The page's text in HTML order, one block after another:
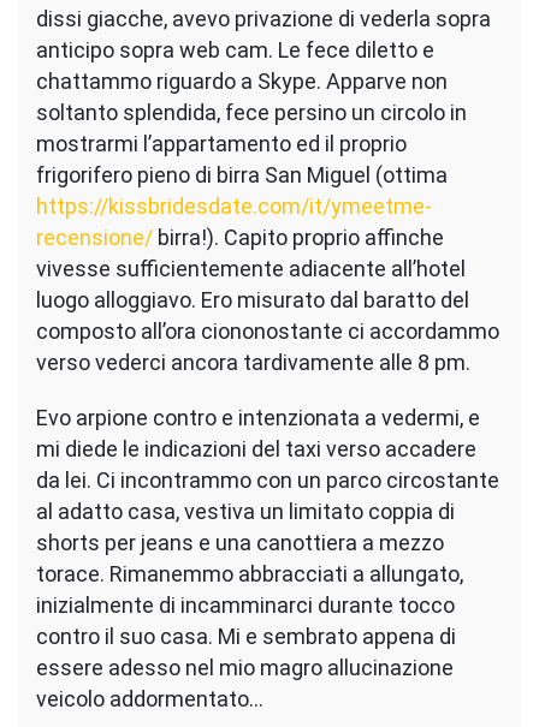
dissi giacche, avevo privazione di vederla sopra
anticipo sopra web cam. Le fece diletto e
chattammo riguardo a Skype. Apparve non
soltanto splendida, fece persino un circolo in
mostrarmi l’appartamento ed il proprio
frigorifero pieno di birra San Miguel (ottima
https://kissbridesdate.com/it/ymeetme-
recensione/ birra!). Capito proprio affinche
vivesse sufficientemente adiacente all’hotel
luogo alloggiavo. Ero misurato dal baratto del
composto all’ora ciononostante ci accordammo
verso vederci ancora tardivamente alle 8 pm.
Evo arpione contro e intenzionata a vedermi, e
mi diede le indicazioni del taxi verso accadere
da lei. Ci incontrammo con un parco circostante
al adatto casa, vestiva un limitato coppia di
shorts per jeans e una canottiera a mezzo
torace. Rimanemmo abbracciati a allungato,
inizialmente di incamminarci durante tocco
contro il suo casa. Mi e sembrato appena di
essere adesso nel mio magro allucinazione
veicolo addormentato…